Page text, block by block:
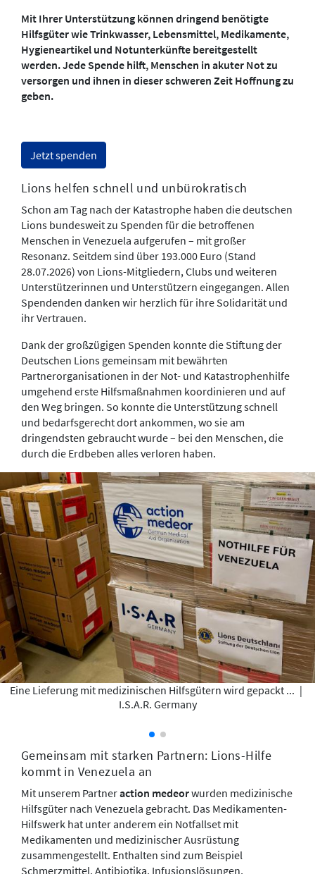
Mit Ihrer Unterstützung können dringend benötigte
Hilfsgüter wie Trinkwasser, Lebensmittel, Medikamente,
Hygieneartikel und Notunterkünfte bereitgestellt
werden. Jede Spende hilft, Menschen in akuter Not zu
versorgen und ihnen in dieser schweren Zeit Hoffnung zu
geben.
Jetzt spenden
Lions helfen schnell und unbürokratisch
Schon am Tag nach der Katastrophe haben die deutschen
Lions bundesweit zu Spenden für die betroffenen
Menschen in Venezuela aufgerufen – mit großer
Resonanz. Seitdem sind über 193.000 Euro (Stand
28.07.2026) von Lions-Mitgliedern, Clubs und weiteren
Unterstützerinnen und Unterstützern eingegangen. Allen
Spendenden danken wir herzlich für ihre Solidarität und
ihr Vertrauen.
Dank der großzügigen Spenden konnte die Stiftung der
Deutschen Lions gemeinsam mit bewährten
Partnerorganisationen in der Not- und Katastrophenhilfe
umgehend erste Hilfsmaßnahmen koordinieren und auf
den Weg bringen. So konnte die Unterstützung schnell
und bedarfsgerecht dort ankommen, wo sie am
dringendsten gebraucht wurde – bei den Menschen, die
durch die Erdbeben alles verloren haben.
Eine Lieferung mit medizinischen Hilfsgütern wird gepackt ... |
I.S.A.R. Germany
Gemeinsam mit starken Partnern: Lions-Hilfe
kommt in Venezuela an
Mit unserem Partneraction medeorwurden medizinische
Hilfsgüter nach Venezuela gebracht. Das Medikamenten-
Hilfswerk hat unter anderem ein Notfallset mit
Medikamenten und medizinischer Ausrüstung
zusammengestellt. Enthalten sind zum Beispiel
Schmerzmittel, Antibiotika, Infusionslösungen,